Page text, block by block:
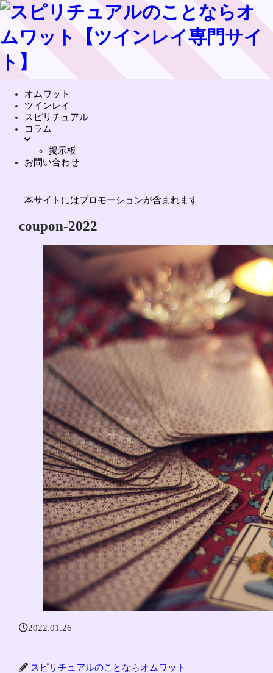
オムワット
ツインレイ
スピリチュアル
コラム
掲示板
お問い合わせ
本サイトにはプロモーションが含まれます
coupon-2022
2022.01.26
スピリチュアルのことならオムワット